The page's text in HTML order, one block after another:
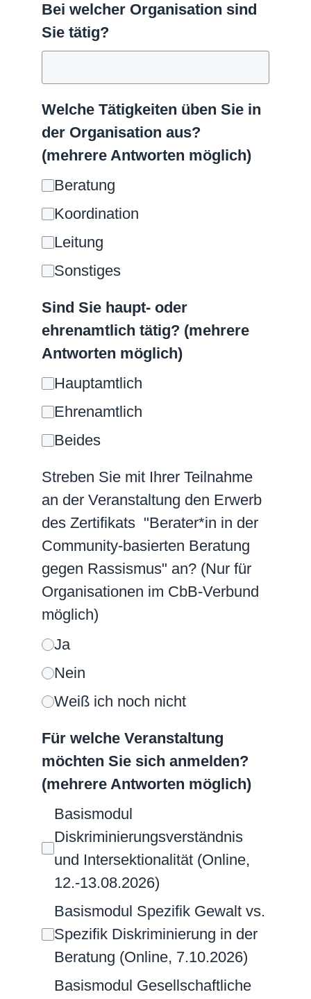
Bei welcher Organisation sind
Sie tätig?
Welche Tätigkeiten üben Sie in
der Organisation aus?
(mehrere Antworten möglich)
Beratung
Koordination
Leitung
Sonstiges
Sind Sie haupt- oder
ehrenamtlich tätig? (mehrere
Antworten möglich)
Hauptamtlich
Ehrenamtlich
Beides
Streben Sie mit Ihrer Teilnahme
an der Veranstaltung den Erwerb
des Zertifikats "Berater*in in der
Community-basierten Beratung
gegen Rassismus" an? (Nur für
Organisationen im CbB-Verbund
möglich)
Ja
Nein
Weiß ich noch nicht
Für welche Veranstaltung
möchten Sie sich anmelden?
(mehrere Antworten möglich)
Basismodul
Diskriminierungsverständnis
und Intersektionalität (Online,
12.-13.08.2026)
Basismodul Spezifik Gewalt vs.
Spezifik Diskriminierung in der
Beratung (Online, 7.10.2026)
Basismodul Gesellschaftliche